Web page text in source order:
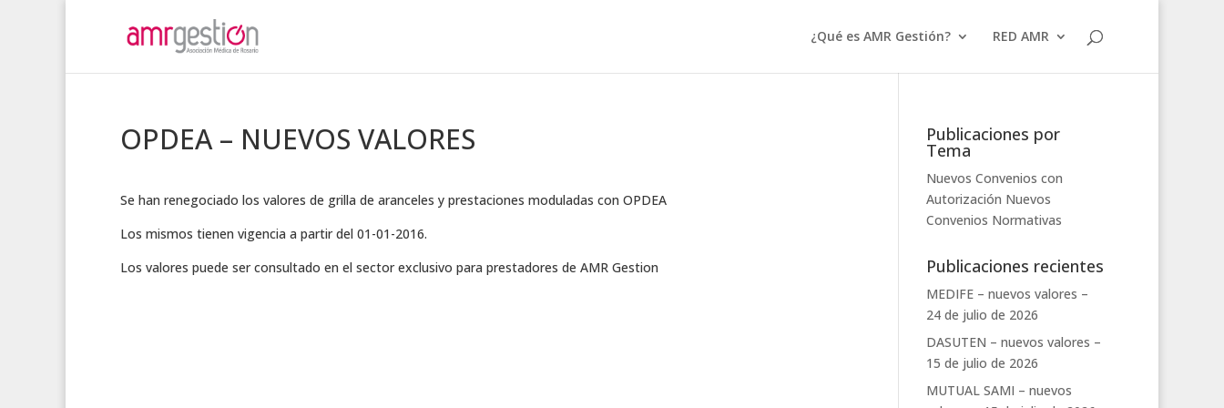
¿Qué es AMR Gestión? RED AMR
OPDEA – NUEVOS VALORES
Se han renegociado los valores de grilla de aranceles y prestaciones moduladas con OPDEA
Los mismos tienen vigencia a partir del 01-01-2016.
Los valores puede ser consultado en el sector exclusivo para prestadores de AMR Gestion
Publicaciones por
Tema
Nuevos Convenios con
Autorización Nuevos
Convenios Normativas
Publicaciones recientes
MEDIFE – nuevos valores –
24 de julio de 2026
DASUTEN – nuevos valores –
15 de julio de 2026
MUTUAL SAMI – nuevos